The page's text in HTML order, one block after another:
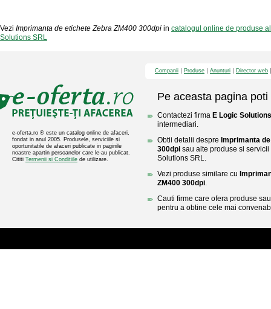
Vezi Imprimanta de etichete Zebra ZM400 300dpi in catalogul online de produse
Solutions SRL
e-oferta.ro ® este un catalog online de afaceri,
fondat in anul 2005. Produsele, serviciile si
oportunitatile de afaceri publicate in paginile
noastre apartin persoanelor care le-au publicat.
Cititi Termenii si Conditiile de utilizare.
Companii Produse Anunturi Director web
Pe aceasta pagina poti
Contactezi firma E Logic
intermediari.
Obtii detalii despre Imprimanta
300dpi sau alte produse si
Solutions SRL.
Vezi produse similare cu
ZM400 300dpi.
Cauti firme care ofera produse
pentru a obtine cele mai